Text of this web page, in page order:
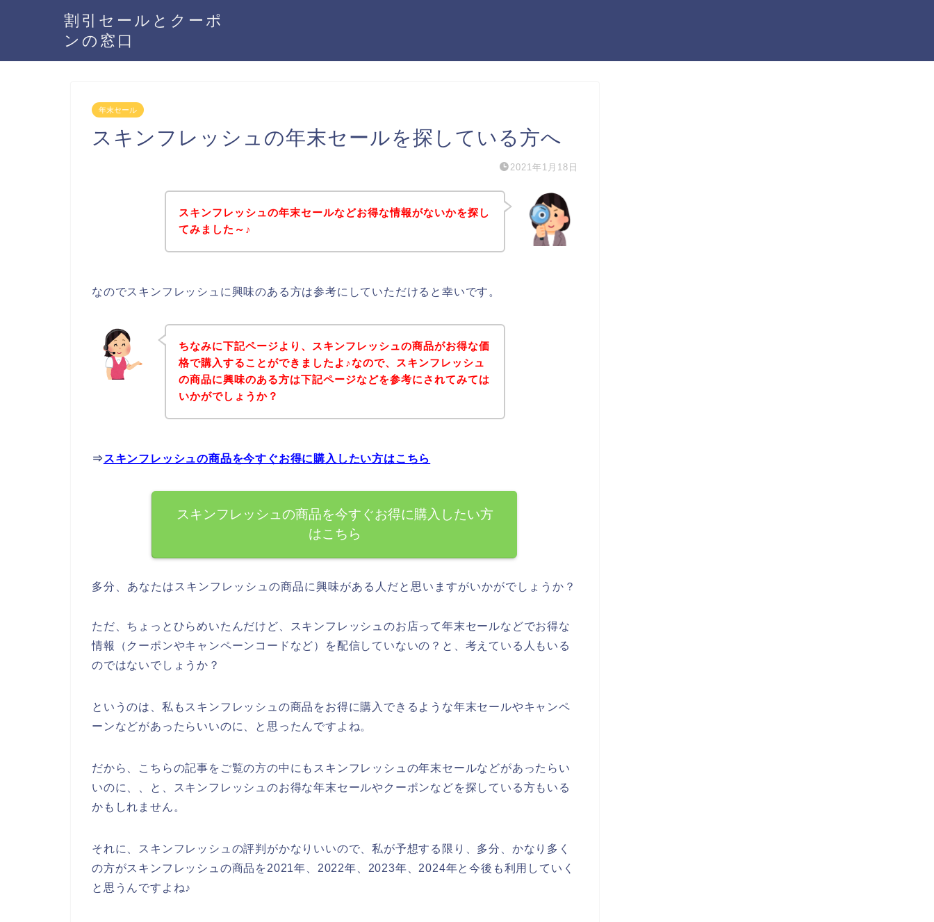
割引セールとクーポ
ンの窓口
年末セール
スキンフレッシュの年末セールを探している方へ
2021年1月18日
スキンフレッシュの年末セールなどお得な情報がないかを探し
てみました～♪
なのでスキンフレッシュに興味のある方は参考にしていただけると幸いです。
ちなみに下記ページより、スキンフレッシュの商品がお得な価
格で購入することができましたよ♪なので、スキンフレッシュ
の商品に興味のある方は下記ページなどを参考にされてみては
いかがでしょうか？
⇒ スキンフレッシュの商品を今すぐお得に購入したい方はこちら
スキンフレッシュの商品を今すぐお得に購入したい方
はこちら
多分、あなたはスキンフレッシュの商品に興味がある人だと思いますがいかがでしょうか？
ただ、ちょっとひらめいたんだけど、スキンフレッシュのお店って年末セールなどでお得な
情報（クーポンやキャンペーンコードなど）を配信していないの？と、考えている人もいる
のではないでしょうか？
というのは、私もスキンフレッシュの商品をお得に購入できるような年末セールやキャンペ
ーンなどがあったらいいのに、と思ったんですよね。
だから、こちらの記事をご覧の方の中にもスキンフレッシュの年末セールなどがあったらい
いのに、、と、スキンフレッシュのお得な年末セールやクーポンなどを探している方もいる
かもしれません。
それに、スキンフレッシュの評判がかなりいいので、私が予想する限り、多分、かなり多く
の方がスキンフレッシュの商品を2021年、2022年、2023年、2024年と今後も利用していく
と思うんですよね♪